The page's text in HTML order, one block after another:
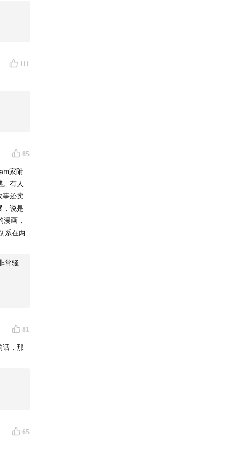
。
ᴗ･` )
可怕
111
85
家附
有人
事还卖
，说是
画，
系在两
常骚
81
话，那
65